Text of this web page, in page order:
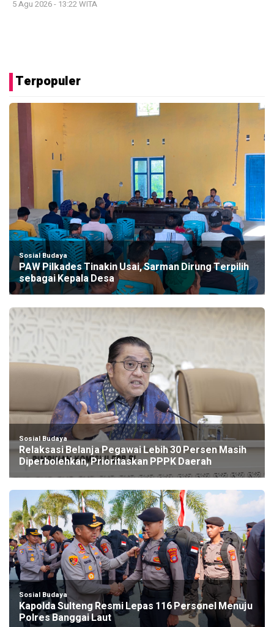
5 Agu 2026 - 13:22 WITA
Terpopuler
Sosial Budaya
PAW Pilkades Tinakin Usai, Sarman Dirung Terpilih
sebagai Kepala Desa
Sosial Budaya
Relaksasi Belanja Pegawai Lebih 30 Persen Masih
Diperbolehkan, Prioritaskan PPPK Daerah
Sosial Budaya
Kapolda Sulteng Resmi Lepas 116 Personel Menuju
Polres Banggai Laut